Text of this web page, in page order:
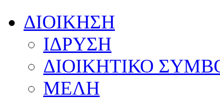
ΔΙΟΙΚΗΣΗ
ΙΔΡΥΣΗ
ΔΙΟΙΚΗΤΙΚΟ
ΜΕΛΗ